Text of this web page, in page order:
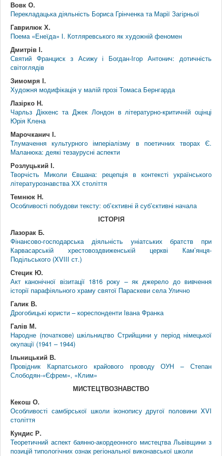
Вовк О.
Перекладацька діяльність Бориса Грінченка та Марії Загірньої
Гаврилюк Х.
Поема «Енеїда» І. Котляревського як художній феномен
Дмитрів І.
Святий Франциск з Асижу і Богдан-Ігор Антонич: дотичність
світоглядів
Зимомря І.
Художня модифікація у малій прозі Томаса Бернгарда
Лазірко Н.
Чарльз Діккенс та Джек Лондон в літературно-критичній оцінці
Юрія Клена
Марочканич І.
Тлумачення культурного імперіалізму в поетичних творах Є.
Маланюка: деякі тезаурусні аспекти
Розлуцький І.
Творчість Миколи Євшана: рецепція в контексті українського
літературознавства ХХ століття
Темнюк Н.
Особливості побудови тексту: об’єктивні й суб’єктивні начала
ІСТОРІЯ
Лазорак Б.
Фінансово-господарська діяльність уніатських братств при
Карвасарській хрестовоздвиженській церкві Кам’янця-
Подільського (XVIII ст.)
Стецик Ю.
Акт канонічної візитації 1816 року – як джерело до вивчення
історії парафіяльного храму святої Параскеви села Улично
Галик В.
Дрогобицькі юристи – кореспонденти Івана Франка
Галів М.
Народне (початкове) шкільництво Стрийщини у період німецької
окупації (1941 – 1944)
Ільницький В.
Провідник Карпатського крайового проводу ОУН – Степан
Слободян-«Єфрем», «Клим»
МИСТЕЦТВОЗНАВСТВО
Кекош О.
Особливості самбірської школи іконопису другої половини XVI
століття
Кундис Р.
Теоретичний аспект баянно-акордеонного мистецтва Львівщини з
позицій типологічних ознак регіональної виконавської школи